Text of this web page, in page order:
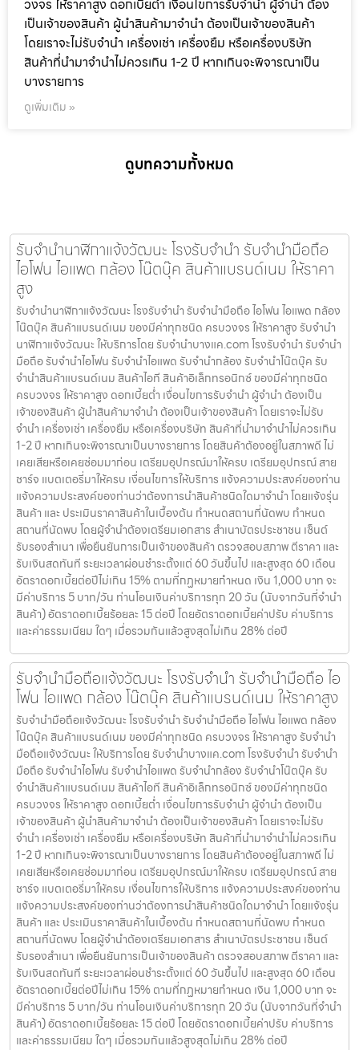
วงจร ให้ราคาสูง ดอกเบี้ยต่ำ เงื่อนไขการรับจำนำ ผู้จำนำ ต้อง
เป็นเจ้าของสินค้า ผู้นำสินค้ามาจำนำ ต้องเป็นเจ้าของสินค้า
โดยเราจะไม่รับจำนำ เครื่องเช่า เครื่องยืม หรือเครื่องบริษัท
สินค้าที่นำมาจำนำไม่ควรเกิน 1-2 ปี หากเกินจะพิจารณาเป็น
บางรายการ
ดูเพิ่มเติม »
ดูบทความทั้งหมด
รับจำนำนาฬิกาแจ้งวัฒนะ โรงรับจำนำ รับจำนำมือถือ
ไอโฟน ไอแพด กล้อง โน๊ตบุ๊ค สินค้าแบรนด์เนม ให้ราคา
สูง
รับจำนำนาฬิกาแจ้งวัฒนะ โรงรับจำนำ รับจำนำมือถือ ไอโฟน ไอแพด กล้อง
โน๊ตบุ๊ค สินค้าแบรนด์เนม ของมีค่าทุกชนิด ครบวงจร ให้ราคาสูง รับจำนำ
นาฬิกาแจ้งวัฒนะ ให้บริการโดย รับจํานําบางแค.com โรงรับจำนำ รับจำนำ
มือถือ รับจำนำไอโฟน รับจำนำไอแพด รับจำนำกล้อง รับจำนำโน๊ตบุ๊ค รับ
จำนำสินค้าแบรนด์เนม สินค้าไอที สินค้าอิเล็กทรอนิกซ์ ของมีค่าทุกชนิด
ครบวงจร ให้ราคาสูง ดอกเบี้ยต่ำ เงื่อนไขการรับจำนำ ผู้จำนำ ต้องเป็น
เจ้าของสินค้า ผู้นำสินค้ามาจำนำ ต้องเป็นเจ้าของสินค้า โดยเราจะไม่รับ
จำนำ เครื่องเช่า เครื่องยืม หรือเครื่องบริษัท สินค้าที่นำมาจำนำไม่ควรเกิน
1-2 ปี หากเกินจะพิจารณาเป็นบางรายการ โดยสินค้าต้องอยู่ในสภาพดี ไม่
เคยเสียหรือเคยซ่อมมาก่อน เตรียมอุปกรณ์มาให้ครบ เตรียมอุปกรณ์ สาย
ชาร์จ แบตเตอรี่มาให้ครบ เงื่อนไขการให้บริการ แจ้งความประสงค์ของท่าน
แจ้งความประสงค์ของท่านว่าต้องการนำสินค้าชนิดใดมาจำนำ โดยแจ้งรุ่น
สินค้า และ ประเมินราคาสินค้าในเบื้องต้น กำหนดสถานที่นัดพบ กำหนด
สถานที่นัดพบ โดยผู้จำนำต้องเตรียมเอกสาร สำเนาบัตรประชาชน เซ็นต์
รับรองสำเนา เพื่อยืนยันการเป็นเจ้าของสินค้า ตรวจสอบสภาพ ตีราคา และ
รับเงินสดทันที ระยะเวลาผ่อนชำระตั้งแต่ 60 วันขึ้นไป และสูงสุด 60 เดือน
อัตราดอกเบี้ยต่อปีไม่เกิน 15% ตามที่กฏหมายกำหนด เงิน 1,000 บาท จะ
มีค่าบริการ 5 บาท/วัน ท่านโอนเงินค่าบริการทุก 20 วัน (นับจากวันที่จำนำ
สินค้า) อัตราดอกเบี้ยร้อยละ 15 ต่อปี โดยอัตราดอกเบี้ยค่าปรับ ค่าบริการ
และค่าธรรมเนียม ใดๆ เมื่อรวมกันแล้วสูงสุดไม่เกิน 28% ต่อปี
รับจำนำมือถือแจ้งวัฒนะ โรงรับจำนำ รับจำนำมือถือ ไอ
โฟน ไอแพด กล้อง โน๊ตบุ๊ค สินค้าแบรนด์เนม ให้ราคาสูง
รับจำนำมือถือแจ้งวัฒนะ โรงรับจำนำ รับจำนำมือถือ ไอโฟน ไอแพด กล้อง
โน๊ตบุ๊ค สินค้าแบรนด์เนม ของมีค่าทุกชนิด ครบวงจร ให้ราคาสูง รับจำนำ
มือถือแจ้งวัฒนะ ให้บริการโดย รับจํานําบางแค.com โรงรับจำนำ รับจำนำ
มือถือ รับจำนำไอโฟน รับจำนำไอแพด รับจำนำกล้อง รับจำนำโน๊ตบุ๊ค รับ
จำนำสินค้าแบรนด์เนม สินค้าไอที สินค้าอิเล็กทรอนิกซ์ ของมีค่าทุกชนิด
ครบวงจร ให้ราคาสูง ดอกเบี้ยต่ำ เงื่อนไขการรับจำนำ ผู้จำนำ ต้องเป็น
เจ้าของสินค้า ผู้นำสินค้ามาจำนำ ต้องเป็นเจ้าของสินค้า โดยเราจะไม่รับ
จำนำ เครื่องเช่า เครื่องยืม หรือเครื่องบริษัท สินค้าที่นำมาจำนำไม่ควรเกิน
1-2 ปี หากเกินจะพิจารณาเป็นบางรายการ โดยสินค้าต้องอยู่ในสภาพดี ไม่
เคยเสียหรือเคยซ่อมมาก่อน เตรียมอุปกรณ์มาให้ครบ เตรียมอุปกรณ์ สาย
ชาร์จ แบตเตอรี่มาให้ครบ เงื่อนไขการให้บริการ แจ้งความประสงค์ของท่าน
แจ้งความประสงค์ของท่านว่าต้องการนำสินค้าชนิดใดมาจำนำ โดยแจ้งรุ่น
สินค้า และ ประเมินราคาสินค้าในเบื้องต้น กำหนดสถานที่นัดพบ กำหนด
สถานที่นัดพบ โดยผู้จำนำต้องเตรียมเอกสาร สำเนาบัตรประชาชน เซ็นต์
รับรองสำเนา เพื่อยืนยันการเป็นเจ้าของสินค้า ตรวจสอบสภาพ ตีราคา และ
รับเงินสดทันที ระยะเวลาผ่อนชำระตั้งแต่ 60 วันขึ้นไป และสูงสุด 60 เดือน
อัตราดอกเบี้ยต่อปีไม่เกิน 15% ตามที่กฏหมายกำหนด เงิน 1,000 บาท จะ
มีค่าบริการ 5 บาท/วัน ท่านโอนเงินค่าบริการทุก 20 วัน (นับจากวันที่จำนำ
สินค้า) อัตราดอกเบี้ยร้อยละ 15 ต่อปี โดยอัตราดอกเบี้ยค่าปรับ ค่าบริการ
และค่าธรรมเนียม ใดๆ เมื่อรวมกันแล้วสูงสุดไม่เกิน 28% ต่อปี